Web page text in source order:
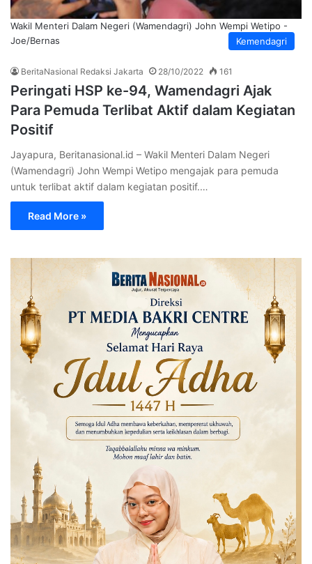
Kemendagri
Wakil Menteri Dalam Negeri (Wamendagri) John Wempi Wetipo -
Joe/Bernas
BeritaNasional Redaksi Jakarta 28/10/2022 161
Peringati HSP ke-94, Wamendagri Ajak
Para Pemuda Terlibat Aktif dalam Kegiatan
Positif
Jayapura, Beritanasional.id – Wakil Menteri Dalam Negeri
(Wamendagri) John Wempi Wetipo mengajak para pemuda
untuk terlibat aktif dalam kegiatan positif.…
Read More »